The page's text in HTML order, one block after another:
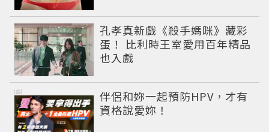
孔孝真新戲《殺手媽咪》藏彩
蛋！ 比利時王室愛用百年精品
也入戲
伴侶和妳一起預防HPV，才有
資格說愛妳！
PR